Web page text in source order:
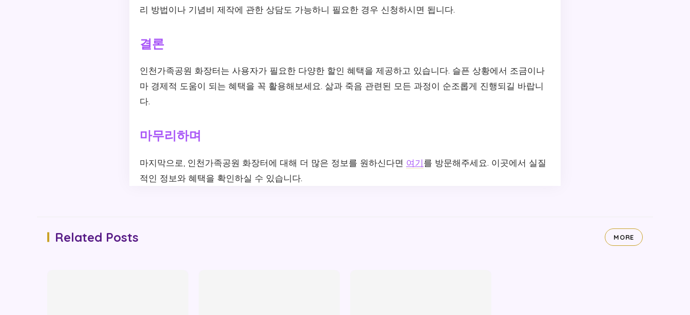
리 방법이나 기념비 제작에 관한 상담도 가능하니 필요한 경우 신청하시면 됩니다.
결론
인천가족공원 화장터는 사용자가 필요한 다양한 할인 혜택을 제공하고 있습니다. 슬픈 상황에서 조금이나
마 경제적 도움이 되는 혜택을 꼭 활용해보세요. 삶과 죽음 관련된 모든 과정이 순조롭게 진행되길 바랍니
다.
마무리하며
마지막으로, 인천가족공원 화장터에 대해 더 많은 정보를 원하신다면 여기를 방문해주세요. 이곳에서 실질
적인 정보와 혜택을 확인하실 수 있습니다.
Related Posts MORE